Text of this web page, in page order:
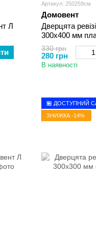
Л
Артикул: 250259см
Домовент
Дверцята
300х400 мм
330 грн
280 грн
В наявності
🏪 ДОСТУПНИЙ
ЗНИЖКА -14%